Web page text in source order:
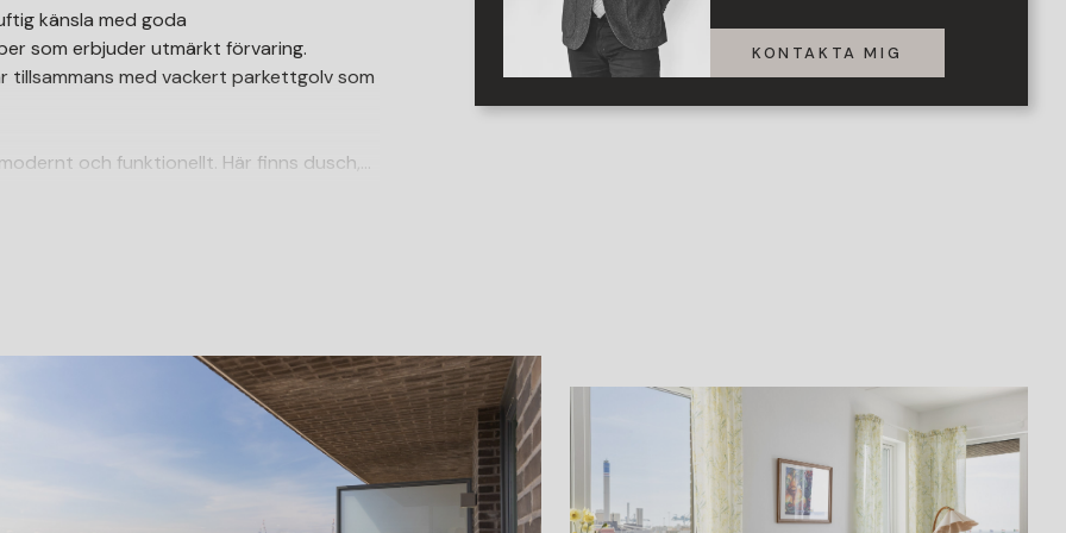
känsla med goda
som erbjuder utmärkt förvaring.
tillsammans med vackert parkettgolv som
och funktionellt. Här finns dusch,
inbjudande rum med stora
ljus. Den öppna planlösningen mot
soffgrupp och matplats. Härifrån nås den
stor, fri och med en helt obruten
Öresund och njuta av stillheten
KONTAKTA MIG